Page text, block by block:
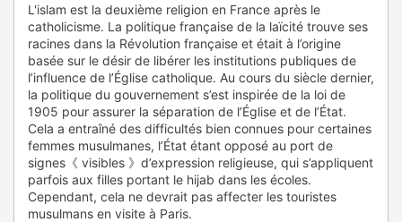
L'islam est la deuxième religion en France après le
catholicisme. La politique française de la laïcité trouve ses
racines dans la Révolution française et était à l’origine
basée sur le désir de libérer les institutions publiques de
l’influence de l’Église catholique. Au cours du siècle dernier,
la politique du gouvernement s’est inspirée de la loi de
1905 pour assurer la séparation de l’Église et de l’État.
Cela a entraîné des difficultés bien connues pour certaines
femmes musulmanes, l’État étant opposé au port de
signes《 visibles 》d’expression religieuse, qui s’appliquent
parfois aux filles portant le hijab dans les écoles.
Cependant, cela ne devrait pas affecter les touristes
musulmans en visite à Paris.